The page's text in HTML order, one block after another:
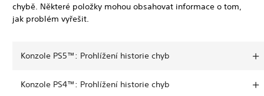
chybě. Některé položky mohou obsahovat informace o tom,
jak problém vyřešit.
Konzole PS5™: Prohlížení historie chyb
Konzole PS4™: Prohlížení historie chyb